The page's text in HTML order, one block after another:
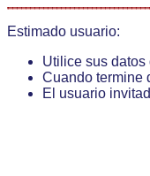
Estimado usuario:
Utilice sus
Cuando termine
El usuario